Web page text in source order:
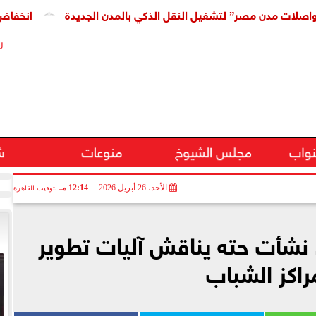
انخفاض كبير فى لتشغيل النقل الذكي بالمدن الجديدة
مجلس الشيوخ منوعات
الأحد، 26 أبريل 2026 12:14 مـ بتوقيت القاهرة
حته يناقش آليات تطوير
الشباب